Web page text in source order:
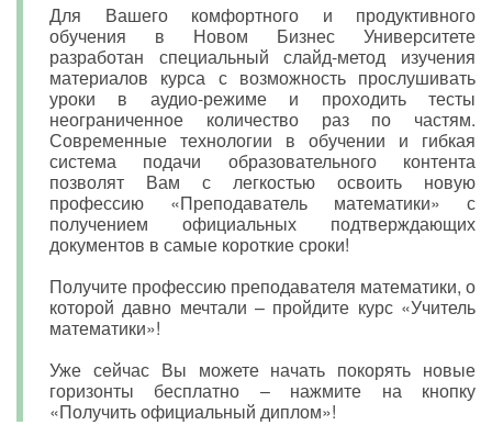
Для Вашего комфортного и продуктивного
обучения в Новом Бизнес Университете
разработан специальный слайд-метод изучения
материалов курса с возможность прослушивать
уроки в аудио-режиме и проходить тесты
неограниченное количество раз по частям.
Современные технологии в обучении и гибкая
система подачи образовательного контента
позволят Вам с легкостью освоить новую
профессию «Преподаватель математики» с
получением официальных подтверждающих
документов в самые короткие сроки!
Получите профессию преподавателя математики, о
которой давно мечтали – пройдите курс «Учитель
математики»!
Уже сейчас Вы можете начать покорять новые
горизонты бесплатно – нажмите на кнопку
«Получить официальный диплом»!